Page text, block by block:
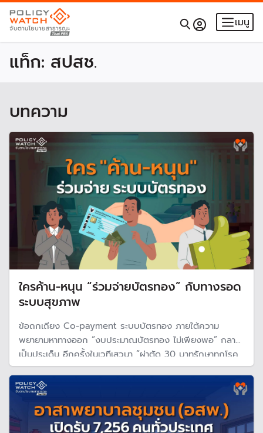
เมนู
แท็ก: สปสช.
บทความ
ใครค้าน-หนุน “ร่วมจ่ายบัตรทอง” กับทางรอด
ระบบสุขภาพ
ข้อถกเถียง Co-payment ระบบบัตรทอง ภายใต้ความ
พยายามหาทางออก “งบประมาณบัตรทอง ไม่เพียงพอ” กลาย
เป็นประเด็น อีกครั้งในเวทีเสวนา “ผ่าตัด 30 บาทรักษาทุกโรค
ออกแบบอนาคตระบบสุขภาพ” ของวุฒิสภา Policy Watch
Thai PBS จึงรวบรวมความเห็นของทั้งสองฝ่าย ภายใต้หลัก
การเข้าถึงบริการสุขภาพอย่างเท่าเทียม